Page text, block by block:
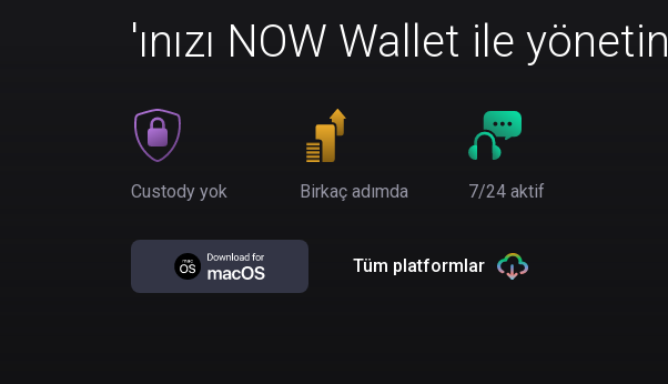
'ınızı NOW Wallet ile yönetin
Custody yok Birkaç adımda 7/24 aktif
Tüm platformlar